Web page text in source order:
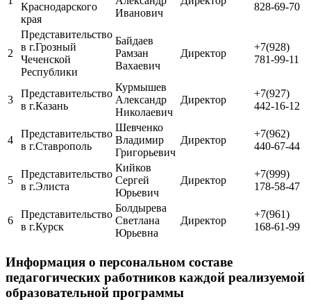
Краснодарского
края
Иванович
828-69-70
2
Представительство
в г.Грозный
Чеченской
Республики
Байдаев
Рамзан
Вахаевич
Директор
+7(928)
781-99-11
3
Представительство
в г.Казань
Курмышев
Александр
Николаевич
Директор
+7(927)
442-16-12
4
Представительство
в г.Ставрополь
Шевченко
Владимир
Григорьевич
Директор
+7(962)
440-67-44
5
Представительство
в г.Элиста
Кийков
Сергей
Юрьевич
Директор
+7(999)
178-58-47
6
Представительство
в г.Курск
Болдырева
Светлана
Юрьевна
Директор
+7(961)
168-61-99
Информация о персональном составе
педагогических работников каждой реализуемой
образовательной программы